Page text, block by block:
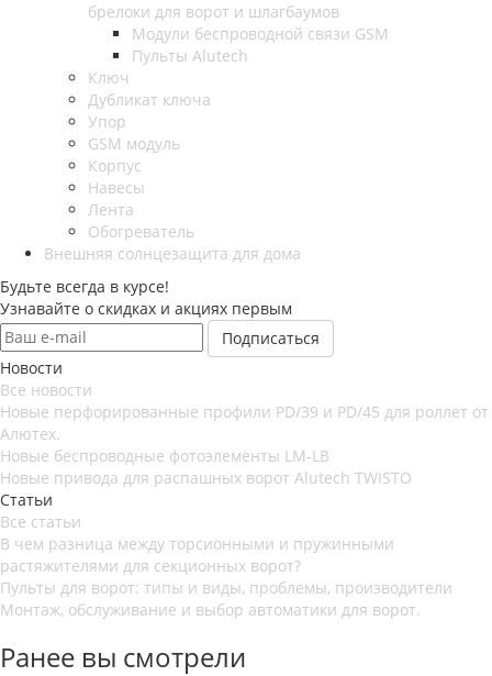
брелоки для ворот и шлагбаумов
Модули беспроводной связи GSM
Пульты Alutech
Ключ
Дубликат ключа
Упор
GSM модуль
Корпус
Навесы
Лента
Обогреватель
Внешняя солнцезащита для дома
Будьте всегда в курсе!
Узнавайте о скидках и акциях первым
Новости
Все новости
Новые перфорированные профили PD/39 и PD/45 для роллет от
Алютех.
Новые беспроводные фотоэлементы LM-LB
Новые привода для распашных ворот Alutech TWISTO
Статьи
Все статьи
В чем разница между торсионными и пружинными
растяжителями для секционных ворот?
Пульты для ворот: типы и виды, проблемы, производители
Монтаж, обслуживание и выбор автоматики для ворот.
Ранее вы смотрели